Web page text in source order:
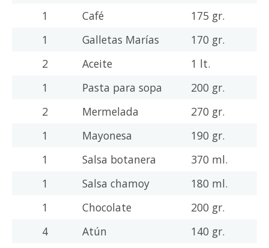
1 Café
175 gr.
1
Galletas Marías
170 gr.
2
Aceite
1 lt.
1
Pasta para sopa
200 gr.
2
Mermelada
270 gr.
1
Mayonesa
190 gr.
1
Salsa botanera
370 ml.
1
Salsa chamoy
180 ml.
1
Chocolate
200 gr.
4
Atún
140 gr.